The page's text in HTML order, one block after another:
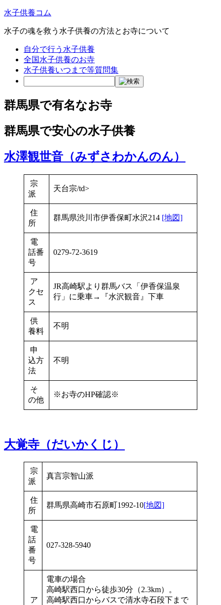
水子供養コム
水子の魂を救う水子供養の方法とお寺について
自分で行う水子供養
全国水子供養のお寺
水子供養いつまで等質問集
群馬県で有名なお寺
群馬県で安心の水子供養
水澤観世音（みずさわかんのん）
宗
派
天台宗/td>
住
所
群馬県渋川市伊香保町水沢214 [地図]
電
話番
号
0279-72-3619
ア
クセ
ス
JR高崎駅より群馬バス「伊香保温泉
行」に乗車→『水沢観音』下車
供
養料
不明
申
込方
法
不明
そ
の他
※お寺のHP確認※
大覚寺（だいかくじ）
宗
派
真言宗智山派
住
所
群馬県高崎市石原町1992‐10[地図]
電
話
番
号
027-328-5940
ア
電車の場合
高崎駅西口から徒歩30分（2.3km）。
高崎駅西口からバスで清水寺石段下まで